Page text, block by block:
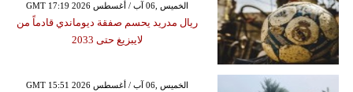
GMT 17:19 2026 الخميس ,06 آب / أغسطس
ريال مدريد يحسم صفقة ديوماندي قادماً من
لايبزيغ حتى 2033
GMT 15:51 2026 الخميس ,06 آب / أغسطس